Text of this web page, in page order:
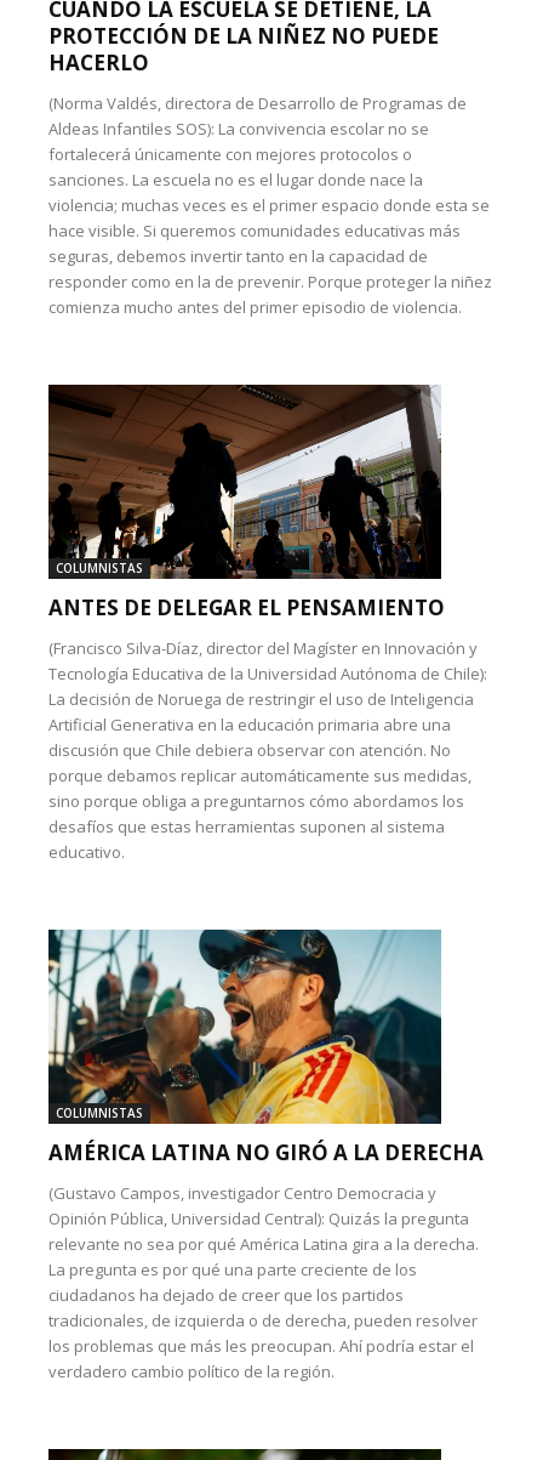
CUANDO LA ESCUELA SE DETIENE, LA
PROTECCIÓN DE LA NIÑEZ NO PUEDE
HACERLO
(Norma Valdés, directora de Desarrollo de Programas de
Aldeas Infantiles SOS): La convivencia escolar no se
fortalecerá únicamente con mejores protocolos o
sanciones. La escuela no es el lugar donde nace la
violencia; muchas veces es el primer espacio donde esta se
hace visible. Si queremos comunidades educativas más
seguras, debemos invertir tanto en la capacidad de
responder como en la de prevenir. Porque proteger la niñez
comienza mucho antes del primer episodio de violencia.
COLUMNISTAS
ANTES DE DELEGAR EL PENSAMIENTO
(Francisco Silva-Díaz, director del Magíster en Innovación y
Tecnología Educativa de la Universidad Autónoma de Chile):
La decisión de Noruega de restringir el uso de Inteligencia
Artificial Generativa en la educación primaria abre una
discusión que Chile debiera observar con atención. No
porque debamos replicar automáticamente sus medidas,
sino porque obliga a preguntarnos cómo abordamos los
desafíos que estas herramientas suponen al sistema
educativo.
COLUMNISTAS
AMÉRICA LATINA NO GIRÓ A LA DERECHA
(Gustavo Campos, investigador Centro Democracia y
Opinión Pública, Universidad Central): Quizás la pregunta
relevante no sea por qué América Latina gira a la derecha.
La pregunta es por qué una parte creciente de los
ciudadanos ha dejado de creer que los partidos
tradicionales, de izquierda o de derecha, pueden resolver
los problemas que más les preocupan. Ahí podría estar el
verdadero cambio político de la región.